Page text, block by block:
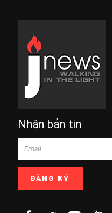
Nhận bản tin